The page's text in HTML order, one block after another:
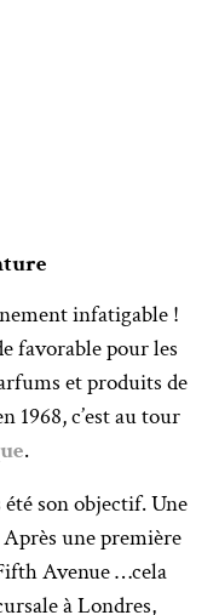
infatigable !
favorable pour les
et produits de
1968, c’est au tour
.
son objectif. Une
une première
Avenue …cela
à Londres,